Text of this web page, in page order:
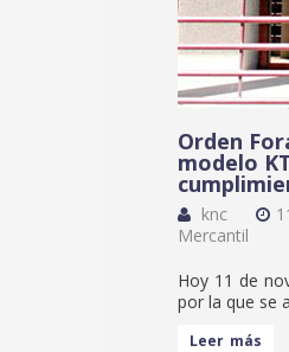
Orden
modelo
knc
Mercantil
Hoy 11 de
por la que se
Leer más